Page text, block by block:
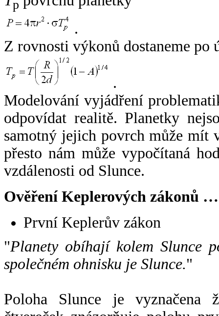
p
.
Z rovnosti výkonů dostaneme po
.
Modelování vyjádření
odpovídat realitě. Planetky
samotný jejich povrch může mít
přesto nám může vypočítaná
vzdálenosti od Slunce.
Ověření Keplerových zákonů …
První Keplerův zákon
"Planety obíhají kolem Slunce
společném ohnisku je Slunce."
Poloha Slunce je vyznačena